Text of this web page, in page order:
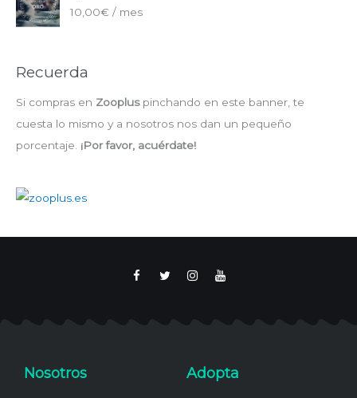
10,00€ / mes
Recuerda
Si compras en Zoopluspinchando en este banner, te
cuesta lo mismo y a nosotros nos dan un pequeño
porcentaje. ¡Por favor, acuérdate!
F
a
T I
n
m
Y
o
Nosotros Adopta